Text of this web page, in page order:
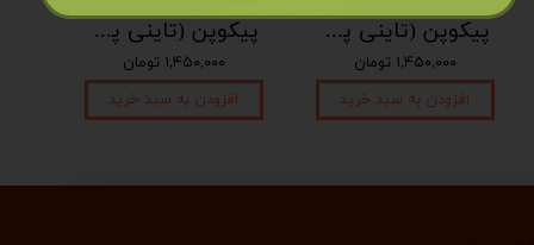
پیکوپن (تاینی پن) 6 نت برند دلکو
۱,۴۵۰,۰۰۰ تومان
افزودن به سبد خرید
پیکوپن (تاینی پن) 6 نت برند دلکو
۱,۴۵۰,۰۰۰ تومان
افزودن به سبد خرید